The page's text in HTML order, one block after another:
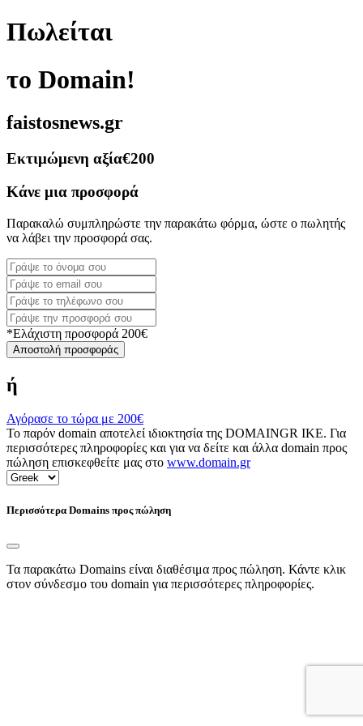
Πωλείται
το Domain!
faistosnews.gr
Εκτιμώμενη αξία€200
Κάνε μια προσφορά
Παρακαλώ συμπληρώστε την παρακάτω φόρμα, ώστε ο πωλητής
να λάβει την προσφορά σας.
*Ελάχιστη προσφορά 200€
Αποστολή προσφοράς
ή
Αγόρασε το τώρα με 200€
Το παρόν domain αποτελεί ιδιοκτησία της DOMAINGR ΙΚΕ. Για
περισσότερες πληροφορίες και για να δείτε και άλλα domain προς
πώληση επισκεφθείτε μας στο www.domain.gr
Περισσότερα Domains προς πώληση
Τα παρακάτω Domains είναι διαθέσιμα προς πώληση. Κάντε κλικ
στον σύνδεσμο του domain για περισσότερες πληροφορίες.